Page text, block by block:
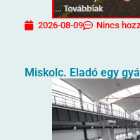
2026-08-09 Nincs
Miskolc. Eladó egy